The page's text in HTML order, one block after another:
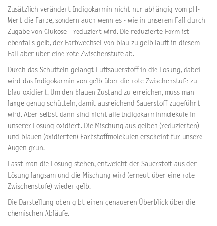
Zusätzlich verändert Indigokarmin nicht nur abhängig vom pH-
Wert die Farbe, sondern auch wenn es - wie in unserem Fall durch
Zugabe von Glukose - reduziert wird. Die reduzierte Form ist
ebenfalls gelb, der Farbwechsel von blau zu gelb läuft in diesem
Fall aber über eine rote Zwischenstufe ab.
Durch das Schütteln gelangt Luftsauerstoff in die Lösung, dabei
wird das Indigokarmin von gelb über die rote Zwischenstufe zu
blau oxidiert. Um den blauen Zustand zu erreichen, muss man
lange genug schütteln, damit ausreichend Sauerstoff zugeführt
wird. Aber selbst dann sind nicht alle Indigokarminmoleküle in
unserer Lösung oxidiert. Die Mischung aus gelben (reduzierten)
und blauen (oxidierten) Farbstoffmolekülen erscheint für unsere
Augen grün.
Lässt man die Lösung stehen, entweicht der Sauerstoff aus der
Lösung langsam und die Mischung wird (erneut über eine rote
Zwischenstufe) wieder gelb.
Die Darstellung oben gibt einen genaueren Überblick über die
chemischen Abläufe.